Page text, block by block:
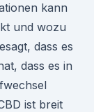
kann
und wozu
dass es
dass es in
ist breit